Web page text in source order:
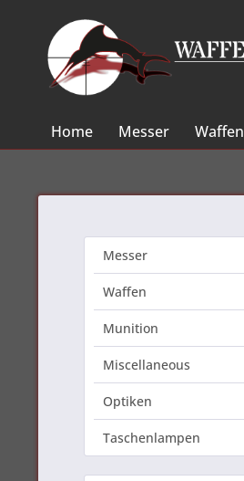
Home Messer Waffen
Messer
Waffen
Munition
Miscellaneous
Optiken
Taschenlampen